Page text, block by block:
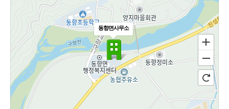
동향면사무소